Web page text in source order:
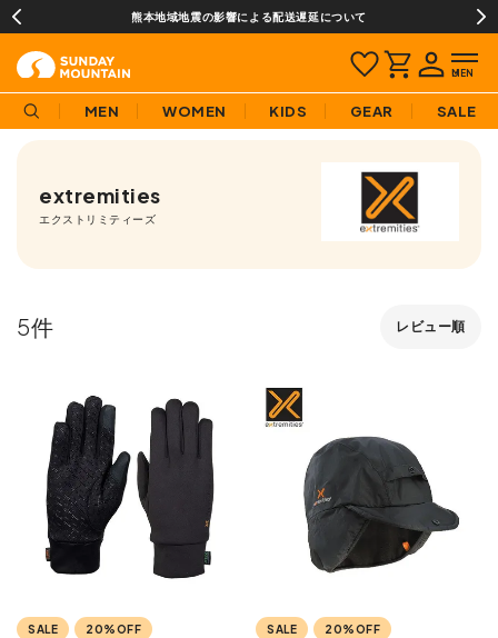
熊本地域地震の影響による配送遅延について
MEN WOMEN KIDS GEAR SALE
extremities
エクストリミティーズ
レビュー順
5
SALE 20%OFF SALE 20%OFF